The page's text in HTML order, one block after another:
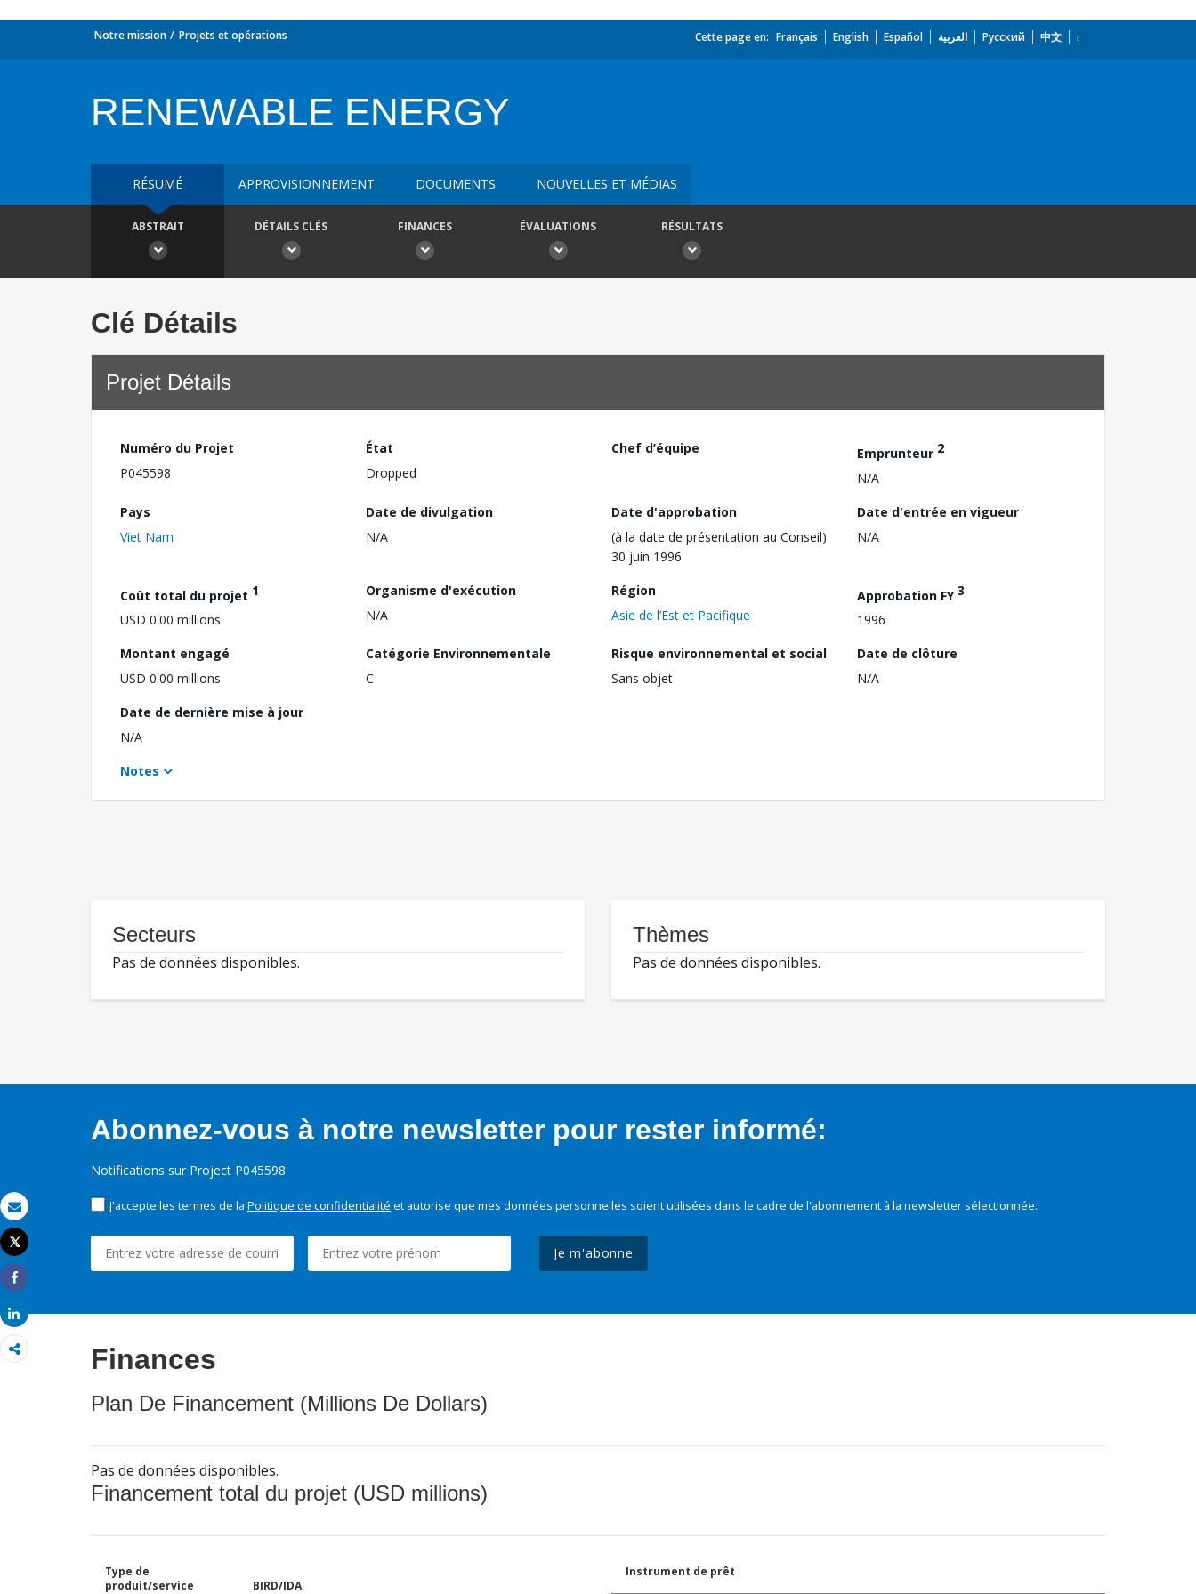
Email
Imprimer
Tweet
Share
Share
Notre mission Projets et opérations Cette page en: Français English Español العربية Русский 中文
RENEWABLE ENERGY
RÉSUMÉ APPROVISIONNEMENT DOCUMENTS NOUVELLES ET MÉDIAS
ABSTRAIT DÉTAILS CLÉS FINANCES ÉVALUATIONS RÉSULTATS
Clé Détails
Projet Détails
Numéro du Projet
P045598
État
Dropped
Chef d’équipe Emprunteur 2
N/A
Pays
Viet Nam
Date de divulgation
N/A
Date d'approbation
(à la date de présentation au Conseil)
30 juin 1996
Date d'entrée en vigueur
N/A
Coût total du projet 1
USD 0.00 millions
Organisme d'exécution
N/A
Région
Asie de l’Est et Pacifique
Approbation FY3
1996
Montant engagé
USD 0.00 millions
Catégorie Environnementale
C
Risque environnemental et social
Sans objet
Date de clôture
N/A
Date de dernière mise à jour
N/A
Notes
Secteurs
Pas de données disponibles.
Thèmes
Pas de données disponibles.
Abonnez-vous à notre newsletter pour rester informé:
Notifications sur Project P045598
J'accepte les termes de la Politique de confidentialité et autorise que mes données personnelles soient utilisées dans le cadre de l'abonnement à la newsletter sélectionnée.
Je m'abonne
Finances
Plan De Financement (Millions De Dollars)
Pas de données disponibles.
Financement total du projet (USD millions)
Type de
produit/service
BIRD/IDA
Instrument de prêt